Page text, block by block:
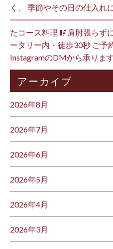
く、 季節やその日の仕入れ
━━━━━━━━━━━━━━ ⁡ 🍽
たコース料理 🥢肩肘張らず
ータリー内・徒歩30秒 ご予
InstagramのDMから承りま
アーカイブ
2026年8月
2026年7月
2026年6月
2026年5月
2026年4月
2026年3月